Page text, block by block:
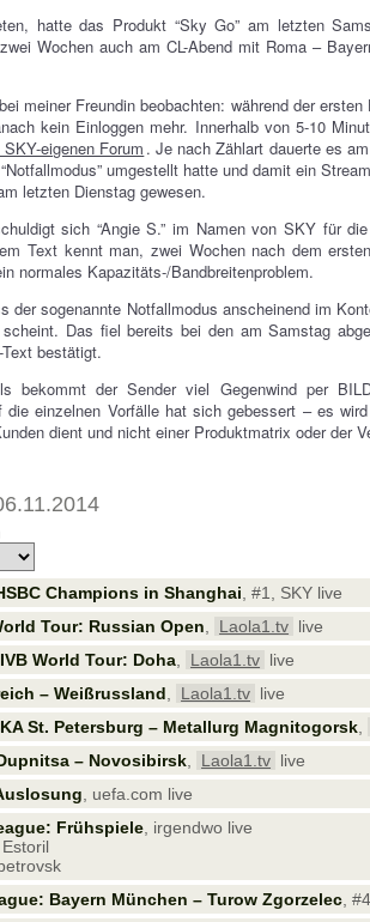
hatte das Produkt “Sky Go” am letzten
Wochen auch am CL-Abend mit Roma –
meiner Freundin beobachten: während der
kein Einloggen mehr. Innerhalb von 5-10
SKY-eigenen Forum . Je nach Zählart dauerte es
umgestellt hatte und damit ein
letzten Dienstag gewesen.
sich “Angie S.” im Namen von SKY für
Text kennt man, zwei Wochen nach dem
normales Kapazitäts-/Bandbreitenproblem.
der sogenannte Notfallmodus anscheinend im
Das fiel bereits bei den am Samstag
bestätigt.
bekommt der Sender viel Gegenwind per
die einzelnen Vorfälle hat sich gebessert – es
dient und nicht einer Produktmatrix oder der
Champions in Shanghai , #1, SKY live
Tour: Russian Open
Laola1.tv live
World Tour: Doha
Laola1.tv live
– Weißrussland
Laola1.tv live
St. Petersburg – Metallurg Magnitogorsk
– Novosibirsk
Laola1.tv live
, uefa.com live
Frühspiele , irgendwo live
Bayern München – Turow Zgorzelec ,